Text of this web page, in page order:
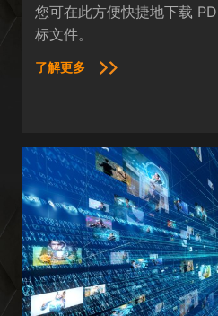
您可在此方便快捷地下载
标文件。
了解更多